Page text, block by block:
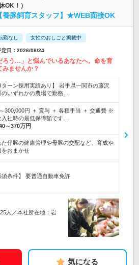
OK！）
養豚飼育スタッフ】★WEB面接OK
勤なし 女性のおしごと掲載中
日：2026/08/24
ろう…」と悩んでいるあなたへ。命を育
みませんか？
Iターン採用実績あり】 岩手県一関市の藤沢
いずれかの農場で勤務…
300,000円 ＋ 賞与 ＋ 各種手当 ＋ 交通費 ※
入社時の最低保障額です…
～370万円
た仔豚の健康管理や母豚の交配など、育成や
をおまかせ
須条件】 要普通自動車免許
人／本社所在地：岩
気になる